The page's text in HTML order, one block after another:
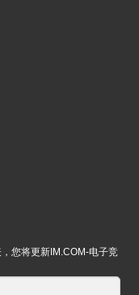
您将更新IM.COM-电子竞